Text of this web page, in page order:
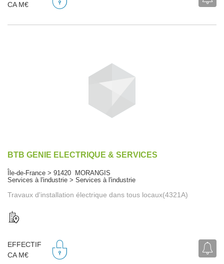
CA M€
BTB GENIE ELECTRIQUE & SERVICES
Île-de-France > 91420 MORANGIS
Services à l'industrie > Services à l'industrie
Travaux d'installation électrique dans tous locaux(4321A)
EFFECTIF
CA M€